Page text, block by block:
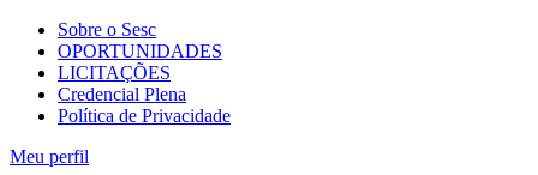
Sobre o Sesc
OPORTUNIDADES
LICITAÇÕES
Credencial Plena
Política de Privacidade
Meu perfil